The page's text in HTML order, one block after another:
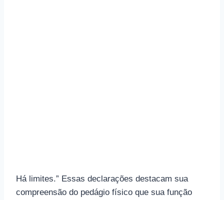
Há limites.” Essas declarações destacam sua
compreensão do pedágio físico que sua função